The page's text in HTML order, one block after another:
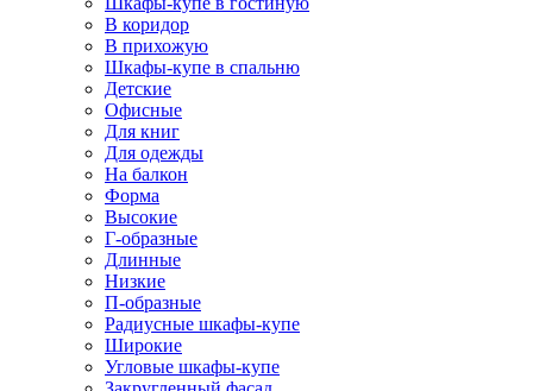
В коридор
В прихожую
Шкафы-купе в спальню
Детские
Офисные
Для книг
Для одежды
На балкон
Форма
Высокие
Г-образные
Длинные
Низкие
П-образные
Радиусные шкафы-купе
Широкие
Угловые шкафы-купе